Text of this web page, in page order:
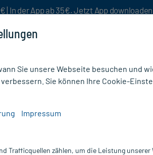
| In der App ab 35€. Jetzt App downloaden
Sie unsere Webseite besuchen und
Sie können Ihre Cookie-
Impressum
Trafficquellen zählen, um die Leistung unserer